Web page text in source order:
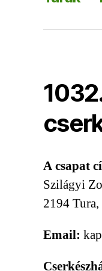
A csapat
Szilágyi
2194
Email: